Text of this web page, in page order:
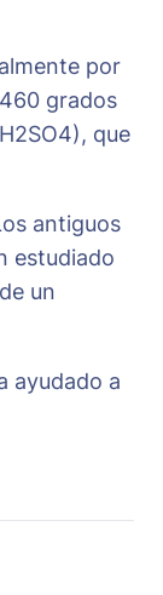
por
grados
que
antiguos
estudiado
un
ayudado a